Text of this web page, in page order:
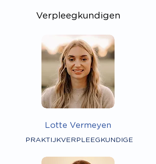
Verpleegkundigen
Lotte Vermeyen
PRAKTIJKVERPLEEGKUNDIGE